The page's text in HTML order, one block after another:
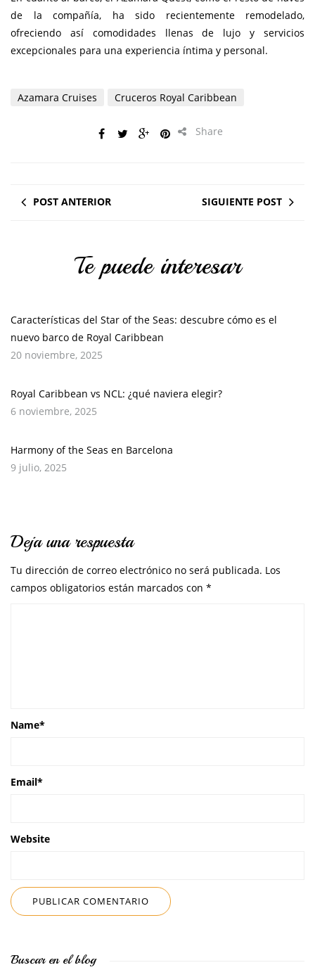
de la compañía, ha sido recientemente remodelado,
ofreciendo así comodidades llenas de lujo y servicios
excepcionales para una experiencia íntima y personal.
Azamara Cruises Cruceros Royal Caribbean
Share
POST ANTERIOR SIGUIENTE POST
Te puede interesar
Características del Star of the Seas: descubre cómo es el
nuevo barco de Royal Caribbean
20 noviembre, 2025
Royal Caribbean vs NCL: ¿qué naviera elegir?
6 noviembre, 2025
Harmony of the Seas en Barcelona
9 julio, 2025
Deja una respuesta
Tu dirección de correo electrónico no será publicada. Los
campos obligatorios están marcados con *
Name*
Email*
Website
Buscar en el blog